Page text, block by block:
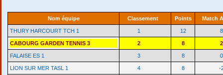
Nom équipe Classement Points Match
THURY HARCOURT TCH 1 1 12 8
CABOURG GARDEN TENNIS 3 2 8 2
FALAISE ES 1 3 8 0
LION SUR MER TASL 1 4 8 -